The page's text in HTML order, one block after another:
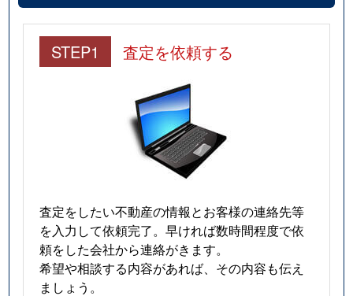
STEP1 査定を依頼する
査定をしたい不動産の情報とお客様の連絡先等
を入力して依頼完了。早ければ数時間程度で依
頼をした会社から連絡がきます。
希望や相談する内容があれば、その内容も伝え
ましょう。